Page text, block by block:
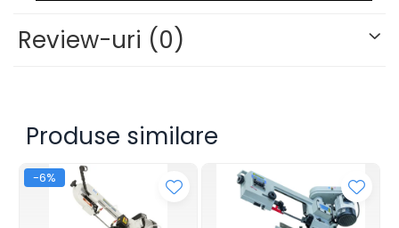
Review-uri (0)
Produse similare
-6%